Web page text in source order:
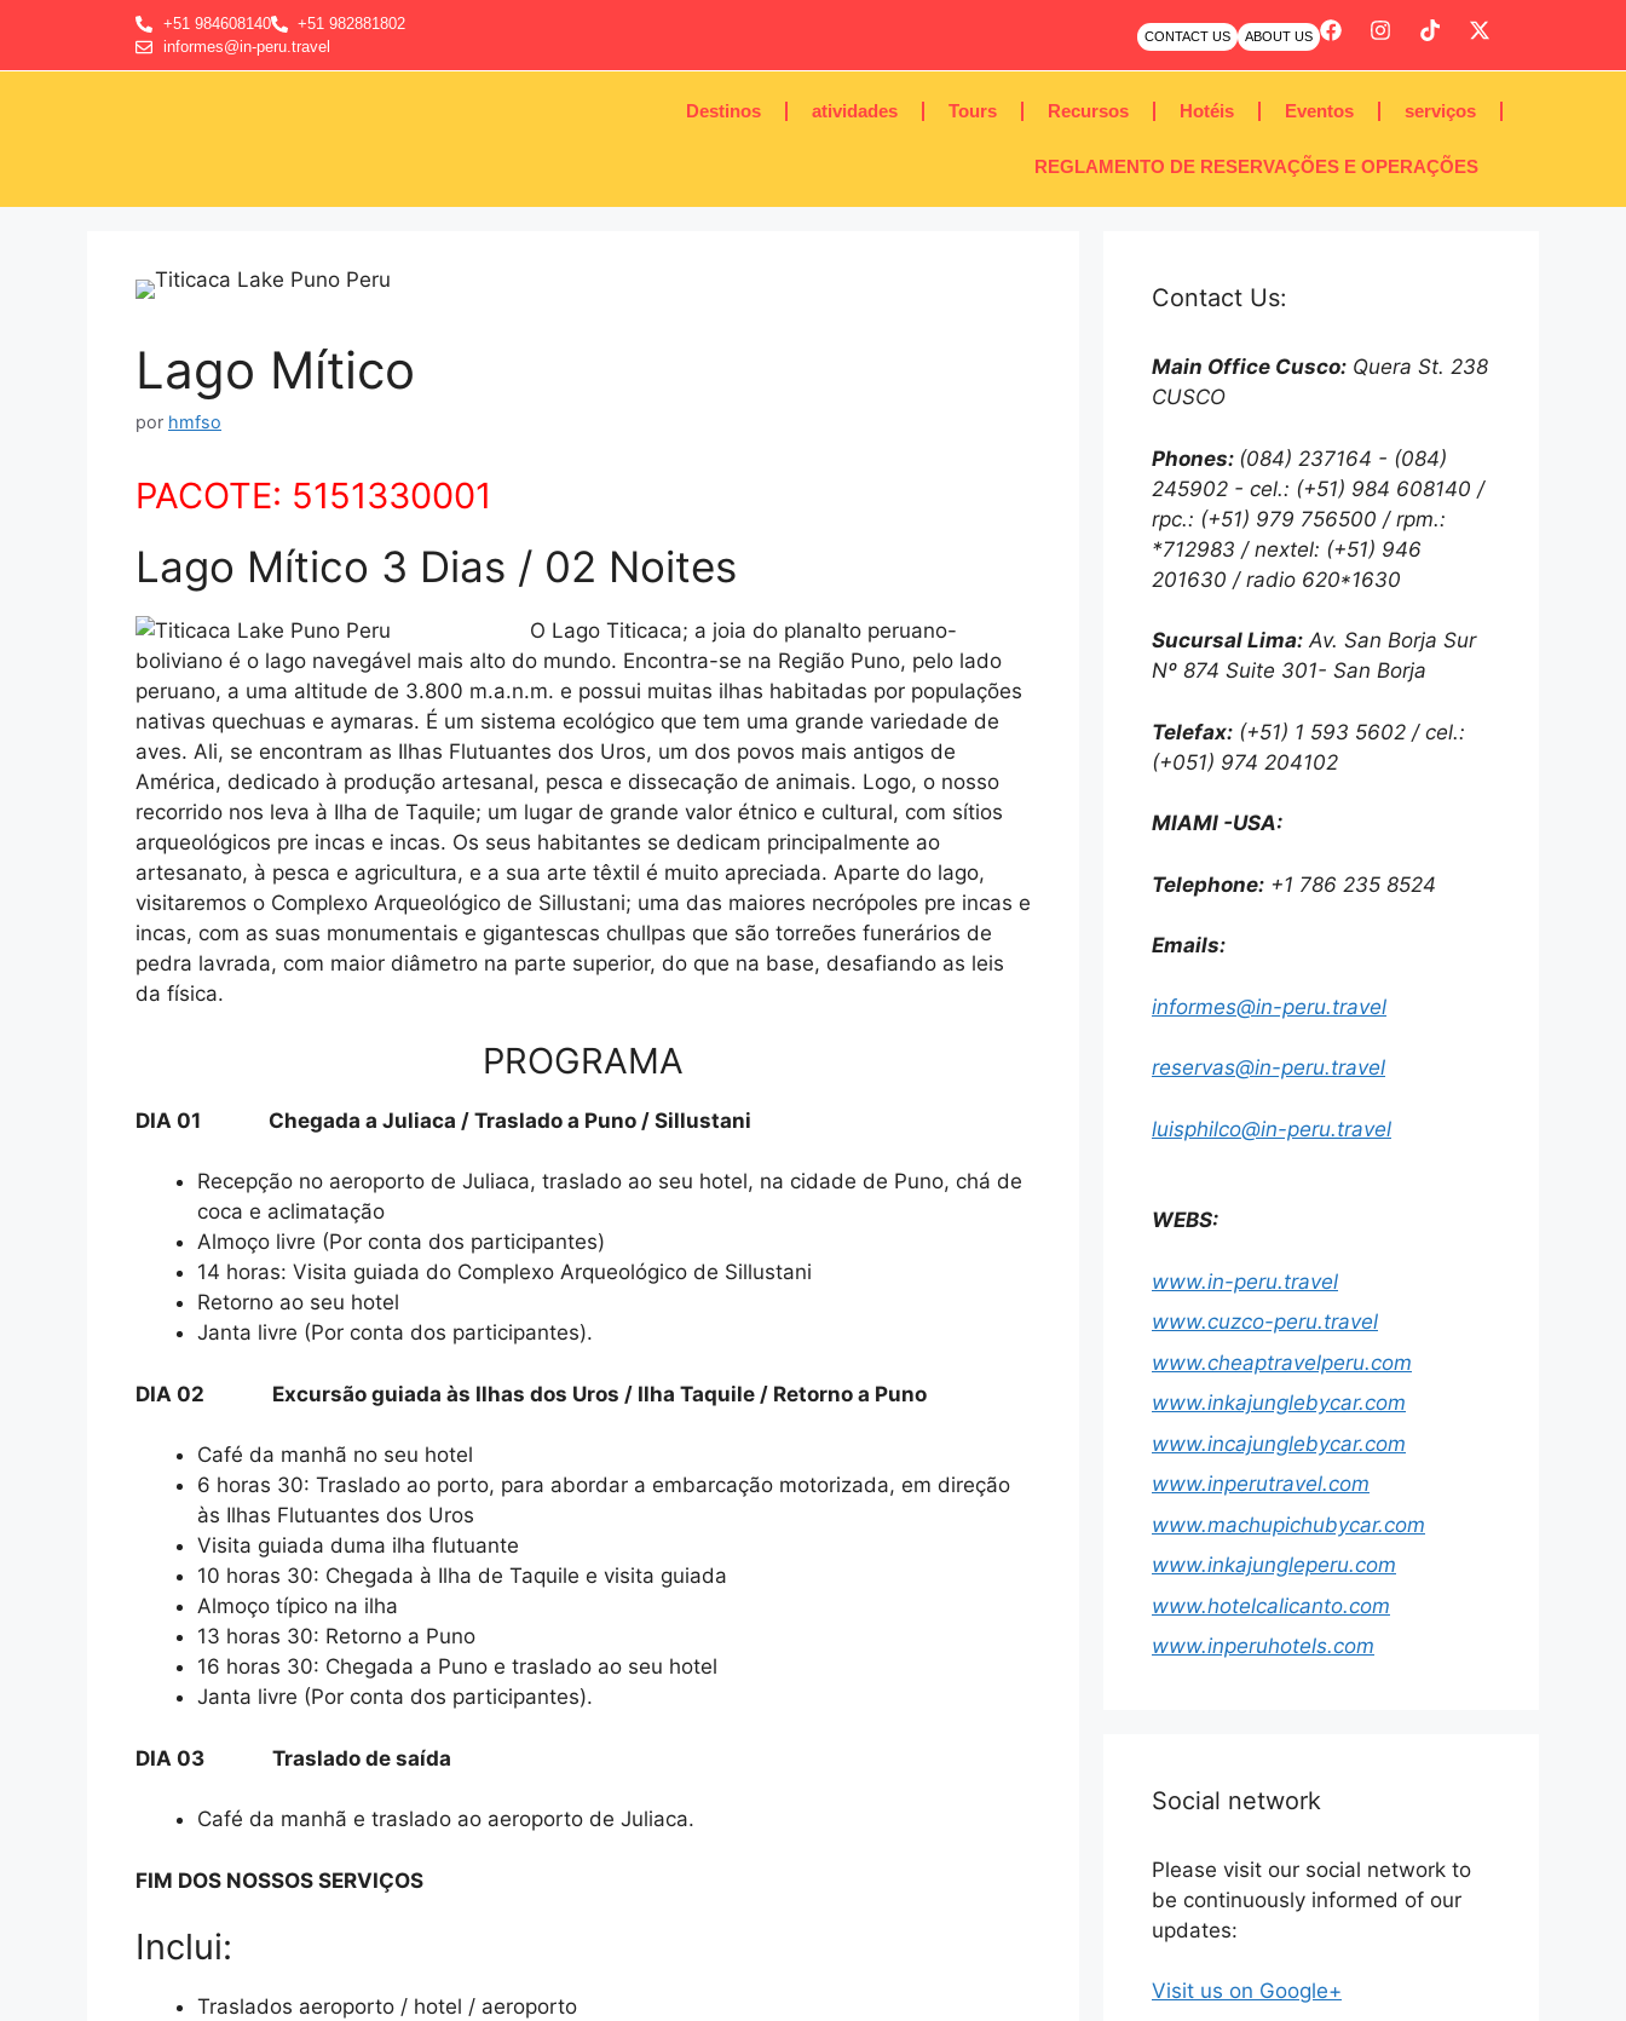
+51 984608140
+51 982881802
informes@in-peru.travel
ABOUT US
CONTACT US
Destinos atividades Tours Recursos Hotéis Eventos serviços
REGLAMENTO DE RESERVAÇÕES E OPERAÇÕES
Lago Mítico
por hmfso
PACOTE: 5151330001
Lago Mítico 3 Dias / 02 Noites
O Lago Titicaca; a joia do planalto peruano-
boliviano é o lago navegável mais alto do mundo. Encontra-se na Região Puno, pelo lado
peruano, a uma altitude de 3.800 m.a.n.m. e possui muitas ilhas habitadas por populações
nativas quechuas e aymaras. É um sistema ecológico que tem uma grande variedade de
aves. Ali, se encontram as Ilhas Flutuantes dos Uros, um dos povos mais antigos de
América, dedicado à produção artesanal, pesca e dissecação de animais. Logo, o nosso
recorrido nos leva à Ilha de Taquile; um lugar de grande valor étnico e cultural, com sítios
arqueológicos pre incas e incas. Os seus habitantes se dedicam principalmente ao
artesanato, à pesca e agricultura, e a sua arte têxtil é muito apreciada. Aparte do lago,
visitaremos o Complexo Arqueológico de Sillustani; uma das maiores necrópoles pre incas e
incas, com as suas monumentais e gigantescas chullpas que são torreões funerários de
pedra lavrada, com maior diâmetro na parte superior, do que na base, desafiando as leis
da física.
PROGRAMA
DIA 01 Chegada a Juliaca / Traslado a Puno / Sillustani
Recepção no aeroporto de Juliaca, traslado ao seu hotel, na cidade de Puno, chá de
coca e aclimatação
Almoço livre (Por conta dos participantes)
14 horas: Visita guiada do Complexo Arqueológico de Sillustani
Retorno ao seu hotel
Janta livre (Por conta dos participantes).
DIA 02 Excursão guiada às Ilhas dos Uros / Ilha Taquile / Retorno a Puno
Café da manhã no seu hotel
6 horas 30: Traslado ao porto, para abordar a embarcação motorizada, em direção
às Ilhas Flutuantes dos Uros
Visita guiada duma ilha flutuante
10 horas 30: Chegada à Ilha de Taquile e visita guiada
Almoço típico na ilha
13 horas 30: Retorno a Puno
16 horas 30: Chegada a Puno e traslado ao seu hotel
Janta livre (Por conta dos participantes).
DIA 03 Traslado de saída
Café da manhã e traslado ao aeroporto de Juliaca.
FIM DOS NOSSOS SERVIÇOS
Inclui:
Traslados aeroporto / hotel / aeroporto
Contact Us:
Main Office Cusco: Quera St. 238
CUSCO
Phones: (084) 237164 - (084)
245902 - cel.: (+51) 984 608140 /
rpc.: (+51) 979 756500 / rpm.:
*712983 / nextel: (+51) 946
201630 / radio 620*1630
Sucursal Lima: Av. San Borja Sur
Nº 874 Suite 301- San Borja
Telefax: (+51) 1 593 5602 / cel.:
(+051) 974 204102
MIAMI -USA:
Telephone: +1 786 235 8524
Emails:
informes@in-peru.travel
reservas@in-peru.travel
luisphilco@in-peru.travel
WEBS:
www.in-peru.travel
www.cuzco-peru.travel
www.cheaptravelperu.com
www.inkajunglebycar.com
www.incajunglebycar.com
www.inperutravel.com
www.machupichubycar.com
www.inkajungleperu.com
www.hotelcalicanto.com
www.inperuhotels.com
Social network
Please visit our social network to
be continuously informed of our
updates:
Visit us on Google+